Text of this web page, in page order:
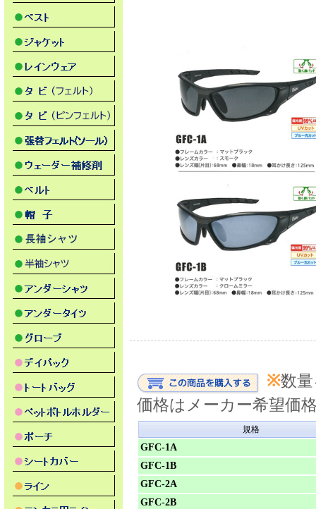
※数
価格はメーカー希望価
規格
GFC-1A
GFC-1B
GFC-2A
GFC-2B